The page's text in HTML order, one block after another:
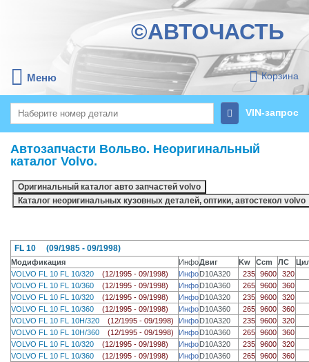
©АВТОЧАСТЬ
Меню Корзина
VIN-запрос
Автозапчасти Вольво. Неоригинальный
каталог Volvo.
FL 10 (09/1985 - 09/1998)
Модификация ИнфоДвиг Kw Ccm ЛС
VOLVO FL 10 FL 10/320 (12/1995 - 09/1998) ИнфоD10A320 235 9600
320
VOLVO FL 10 FL 10/360 (12/1995 - 09/1998) ИнфоD10A360 265 9600
360
VOLVO FL 10 FL 10/320 (12/1995 - 09/1998) ИнфоD10A320 235 9600
320
VOLVO FL 10 FL 10/360 (12/1995 - 09/1998) ИнфоD10A360 265 9600
360
VOLVO FL 10 FL 10H/320 (12/1995 - 09/1998) ИнфоD10A320 235 9600
320
VOLVO FL 10 FL 10H/360 (12/1995 - 09/1998) ИнфоD10A360 265 9600
360
VOLVO FL 10 FL 10/320 (12/1995 - 09/1998) ИнфоD10A320 235 9600
320
VOLVO FL 10 FL 10/360 (12/1995 - 09/1998) ИнфоD10A360 265 9600
360